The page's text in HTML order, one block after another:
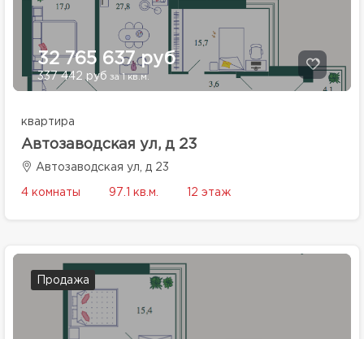
32 765 637 руб
337 442 руб за 1 кв.м.
квартира
Автозаводская ул, д 23
Автозаводская ул, д 23
4 комнаты 97.1 кв.м. 12 этаж
Продажа